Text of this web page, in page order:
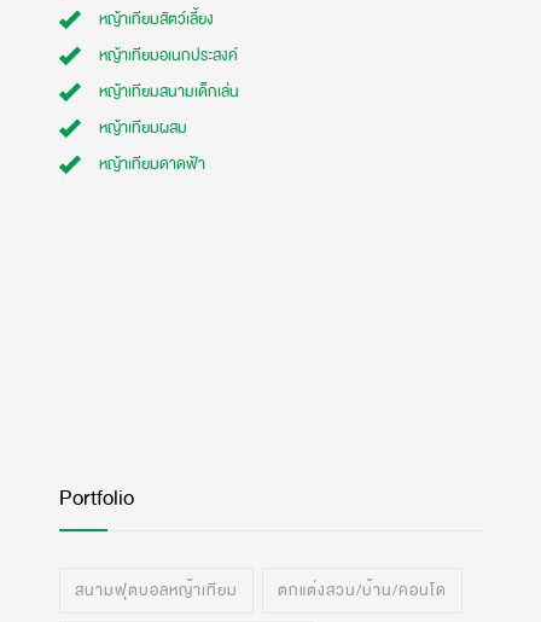
หญ้าเทียมสัตว์เลี้ยง
หญ้าเทียมอเนกประสงค์
หญ้าเทียมสนามเด็กเล่น
หญ้าเทียมผสม
หญ้าเทียมดาดฟ้า
Portfolio
สนามฟุตบอลหญ้าเทียม ตกแต่งสวน/บ้าน/คอนโด